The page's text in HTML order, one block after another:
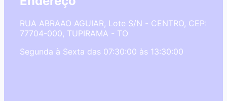
RUA ABRAAO AGUIAR, Lote S/N - CENTRO, CEP:
77704-000, TUPIRAMA - TO
Segunda à Sexta das 07:30:00 às 13:30:00